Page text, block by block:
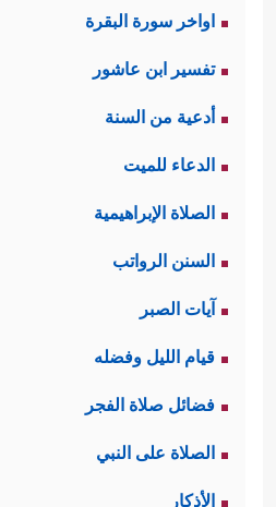
اواخر سورة البقرة
تفسير ابن عاشور
أدعية من السنة
الدعاء للميت
الصلاة الإبراهيمية
السنن الرواتب
آيات الصبر
قيام الليل وفضله
فضائل صلاة الفجر
الصلاة على النبي
الأذكار